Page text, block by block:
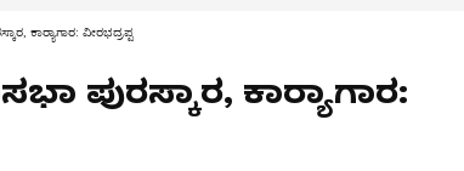
ಕಾರ್‍ಯಾಗಾರ: ವೀರಭದ್ರಪ್ಪ
ಪುರಸ್ಕಾರ, ಕಾರ್‍ಯಾಗಾರ: